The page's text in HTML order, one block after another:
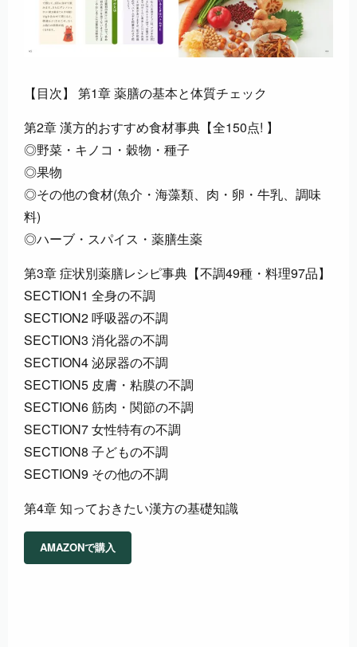
【目次】 第1章 薬膳の基本と体質チェック
第2章 漢方的おすすめ食材事典【全150点! 】
◎野菜・キノコ・穀物・種子
◎果物
◎その他の食材(魚介・海藻類、肉・卵・牛乳、調味
料)
◎ハーブ・スパイス・薬膳生薬
第3章 症状別薬膳レシピ事典【不調49種・料理97品】
SECTION1 全身の不調
SECTION2 呼吸器の不調
SECTION3 消化器の不調
SECTION4 泌尿器の不調
SECTION5 皮膚・粘膜の不調
SECTION6 筋肉・関節の不調
SECTION7 女性特有の不調
SECTION8 子どもの不調
SECTION9 その他の不調
第4章 知っておきたい漢方の基礎知識
AMAZONで購入